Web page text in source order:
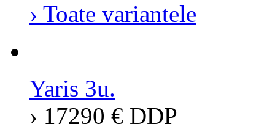
› Toate variantele
Yaris 3u.
› 17290 € DDP